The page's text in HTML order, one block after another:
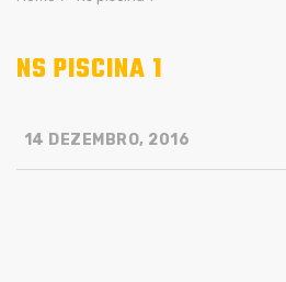
NS PISCINA 1
14 DEZEMBRO, 2016